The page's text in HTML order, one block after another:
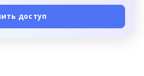
доступ